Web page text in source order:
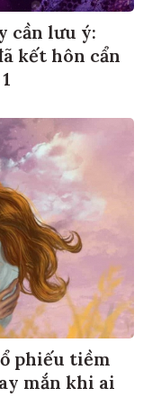
cần lưu ý:
kết hôn cẩn
phiếu tiềm
mắn khi ai